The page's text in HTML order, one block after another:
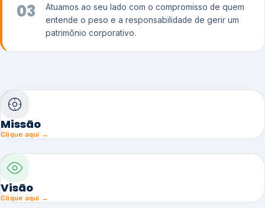
03
Atuamos ao seu lado com o compromisso de quem
entende o peso e a responsabilidade de gerir um
patrimônio corporativo.
Missão
Clique aqui →
Visão
Clique aqui →